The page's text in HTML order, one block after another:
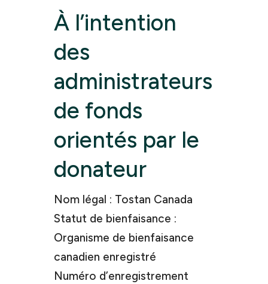
À l’intention
des
administrateurs
de fonds
orientés par le
donateur
Nom légal : Tostan Canada
Statut de bienfaisance :
Organisme de bienfaisance
canadien enregistré
Numéro d’enregistrement